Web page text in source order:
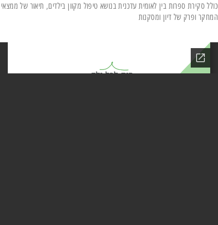
כולל סקירת ספרות בין לאומית עדכנית בנושא טיפול מקוון בילדים, תיאור של ממצאי
המחקר ופרק של דיון ומסקנות